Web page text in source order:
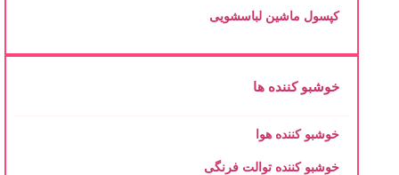
کپسول ماشین لباسشویی
خوشبو کننده ها
خوشبو کننده هوا
خوشبو کننده توالت فرنگی